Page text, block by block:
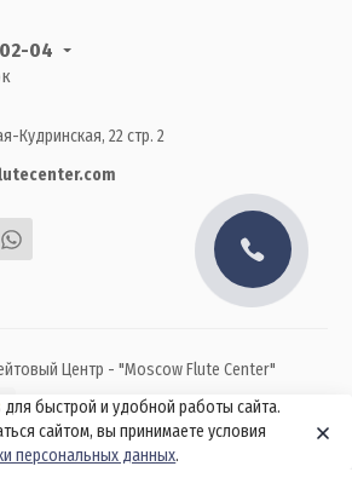
04
Кудринская, 22 стр. 2
Центр - "Moscow Flute Center"
быстрой и удобной работы сайта.
сайтом, вы принимаете условия
персональных данных.